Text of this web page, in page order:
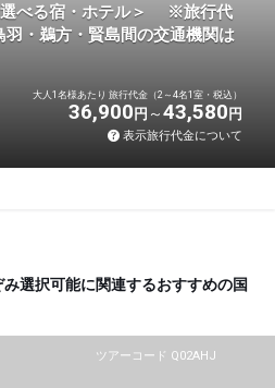
選べる宿・ホテル＞ ※旅行代
・鵜方・賢島間の交通機関は
大人1名様あたり 旅行代金（2～4名1室・税込）
36,900 円 43,580 円
表示旅行代金について
選択可能に関連するおすすめの国
ツアーコード Q02AHJ